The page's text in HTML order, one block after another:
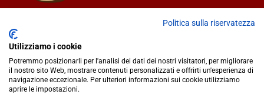
Fiorella Falci
redazione@ilcaffequotidiano.online
C.F. 92076900858
Chi siamo
Politica sulla riservatezza
Utilizziamo i cookie
Potremmo posizionarli per l'analisi dei dati dei nostri visitatori, per migliorare
il nostro sito Web, mostrare contenuti personalizzati e offrirti un'esperienza di
navigazione eccezionale. Per ulteriori informazioni sui cookie utilizziamo
aprire le impostazioni.